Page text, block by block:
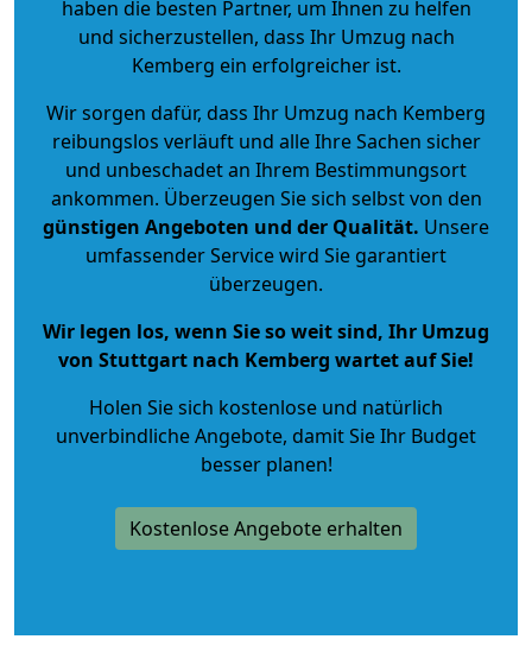
haben die besten Partner, um Ihnen zu helfen
und sicherzustellen, dass Ihr Umzug nach
Kemberg ein erfolgreicher ist.
Wir sorgen dafür, dass Ihr Umzug nach Kemberg
reibungslos verläuft und alle Ihre Sachen sicher
und unbeschadet an Ihrem Bestimmungsort
ankommen. Überzeugen Sie sich selbst von den
günstigen Angeboten und der Qualität. Unsere
umfassender Service wird Sie garantiert
überzeugen.
Wir legen los, wenn Sie so weit sind, Ihr Umzug
von Stuttgart nach Kemberg wartet auf Sie!
Holen Sie sich kostenlose und natürlich
unverbindliche Angebote, damit Sie Ihr Budget
besser planen!
Kostenlose Angebote erhalten